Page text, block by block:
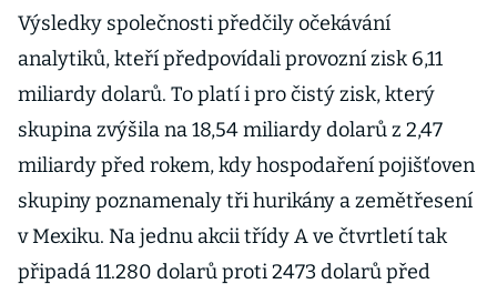
Výsledky společnosti předčily očekávání
analytiků, kteří předpovídali provozní zisk 6,11
miliardy dolarů. To platí i pro čistý zisk, který
skupina zvýšila na 18,54 miliardy dolarů z 2,47
miliardy před rokem, kdy hospodaření pojišťoven
skupiny poznamenaly tři hurikány a zemětřesení
v Mexiku. Na jednu akcii třídy A ve čtvrtletí tak
připadá 11.280 dolarů proti 2473 dolarů před